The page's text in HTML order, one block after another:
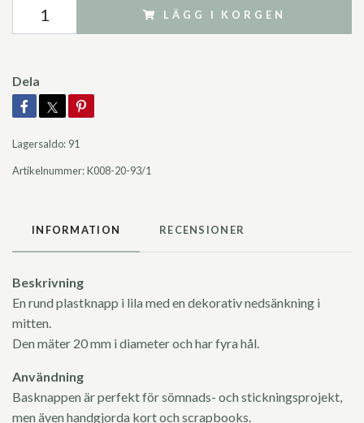
LÄGG I KORGEN
Dela
Lagersaldo: 91
Artikelnummer:K008-20-93/1
INFORMATION RECENSIONER
Beskrivning
En rund plastknapp i lila med en dekorativ nedsänkning i
mitten.
Den mäter 20 mm i diameter och har fyra hål.
Användning
Basknappen är perfekt för sömnads- och stickningsprojekt,
men även handgjorda kort och scrapbooks.